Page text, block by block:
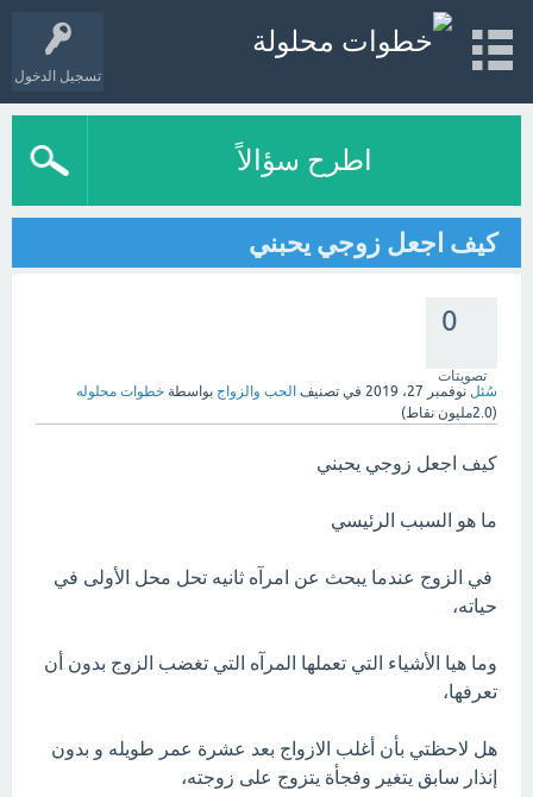
تسجيل الدخول
اطرح سؤالاً
كيف اجعل زوجي يحبني
0
تصويتات
سُئل نوفمبر 27، 2019 في تصنيف الحب والزواج بواسطة خطوات محلوله
(2.0مليون نقاط)
كيف اجعل زوجي يحبني
ما هو السبب الرئيسي
في الزوج عندما يبحث عن امرآه ثانيه تحل محل الأولى في
حياته،
وما هيا الأشياء التي تعملها المرآه التي تغضب الزوج بدون أن
تعرفها،
هل لاحظتي بأن أغلب الازواج بعد عشرة عمر طويله و بدون
إنذار سابق يتغير وفجأة يتزوج على زوجته،